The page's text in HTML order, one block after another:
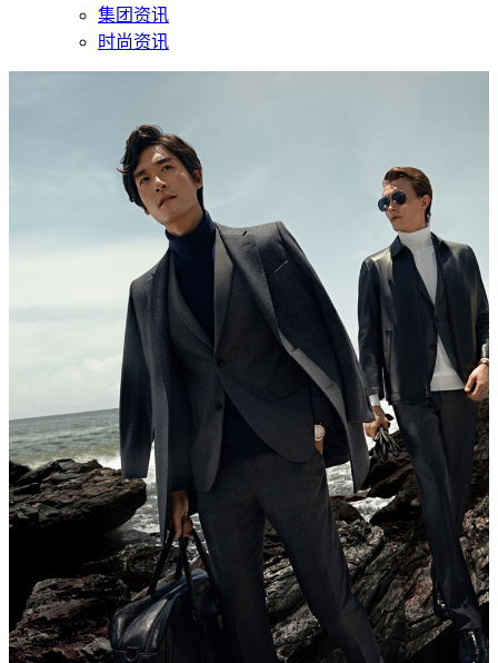
集团资讯
时尚资讯